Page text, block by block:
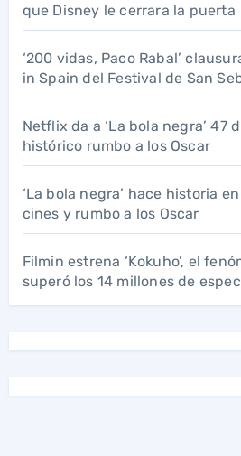
que Disney le cerrara la puerta
‘200 vidas, Paco Rabal’
in Spain del Festival de San
Netflix da a ‘La bola negra’ 47
histórico rumbo a los Oscar
‘La bola negra’ hace historia
cines y rumbo a los Oscar
Filmin estrena ‘Kokuho’, el
superó los 14 millones de